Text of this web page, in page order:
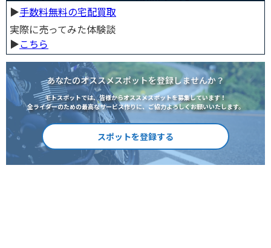
▶︎手数料無料の宅配買取
実際に売ってみた体験談
▶︎こちら
あなたのオススメスポットを登録しませんか？
モトスポットでは、皆様からオススメスポットを募集しています！
全ライダーのための最高なサービス作りに、ご協力よろしくお願いいたします。
スポットを登録する